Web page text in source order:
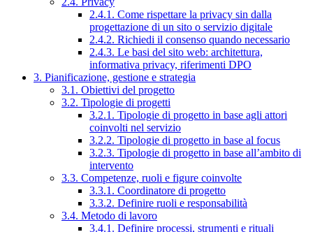
2.4.1. Come rispettare la privacy sin dalla
progettazione di un sito o servizio digitale
2.4.2. Richiedi il consenso quando necessario
2.4.3. Le basi del sito web: architettura,
informativa privacy, riferimenti DPO
3. Pianificazione, gestione e strategia
3.1. Obiettivi del progetto
3.2. Tipologie di progetti
3.2.1. Tipologie di progetto in base agli attori
coinvolti nel servizio
3.2.2. Tipologie di progetto in base al focus
3.2.3. Tipologie di progetto in base all’ambito di
intervento
3.3. Competenze, ruoli e figure coinvolte
3.3.1. Coordinatore di progetto
3.3.2. Definire ruoli e responsabilità
3.4. Metodo di lavoro
3.4.1. Definire processi, strumenti e rituali